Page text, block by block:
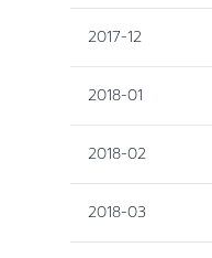
2017-12
2018-01
2018-02
2018-03